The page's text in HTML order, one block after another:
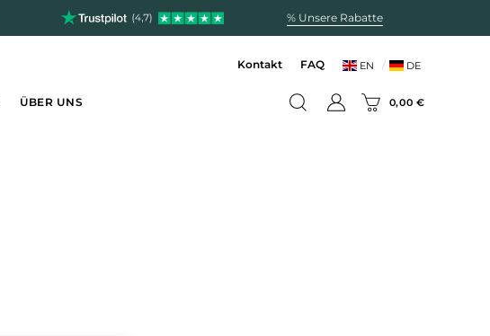
% Unsere Rabatte
Kontakt FAQ EN DE
ÜBER UNS 0,00€